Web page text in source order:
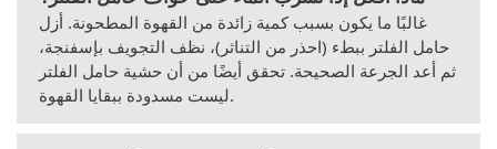
غالبًا ما يكون بسبب كمية زائدة من القهوة المطحونة. أزل
حامل الفلتر ببطء (احذر من التناثر)، نظف التجويف بإسفنجة،
ثم أعد الجرعة الصحيحة. تحقق أيضًا من أن حشية حامل الفلتر
ليست مسدودة ببقايا القهوة.